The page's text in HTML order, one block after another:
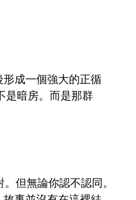
成一個強大的正循
是暗房。而是那群
但無論你認不認同。